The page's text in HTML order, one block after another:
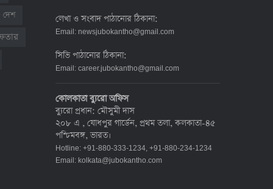
৯৯৮
৫ জুলাই ২০২২, ১৮:৪৭
করোনায় ২৪ ঘণ্টায় মৃত্যু ১২, শনাক্ত দুই হাজার
ছাড়িয়ে
৪ জুলাই ২০২২, ১৬:৫১
দেশ
লেখা ও সংবাদ পাঠানোর ঠিকানা:
Email: newsjubokantho@gmail.com
সিভি পাঠানোর ঠিকানা:
Email: career.jubokantho@gmail.com
কোলকাতা ব্যুরো অফিস
ব্যুরো প্রধান: মৌসুমী দাস
২০৮ এ , যোধপুর গার্ডেন, প্রথম তলা, কলকাতা-৪৫
পশ্চিমবঙ্গ, ভারত।
Hotline: +91-880-333-1234, +91-880-234-1234
Email: kolkata@jubokantho.com